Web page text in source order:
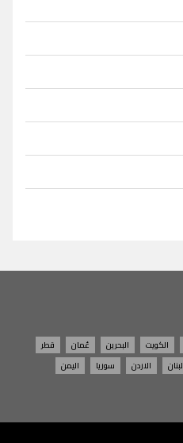
الكويت البحرين عُمان
قطر
لبنان الاردن سوريا
اليمن